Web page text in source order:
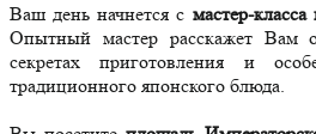
Ваш день начнется с мастер-
Опытный мастер расскажет Вам
секретах приготовления и
традиционного японского блюда.